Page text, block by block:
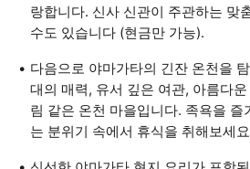
랑합니다. 신사 신관이 주관하는 맞
수도 있습니다 (현금만 가능).
다음으로 야마가타의 긴잔 온천을
대의 매력, 유서 깊은 여관, 아름다
림 같은 온천 마을입니다. 족욕을 즐
는 분위기 속에서 휴식을 취해보세